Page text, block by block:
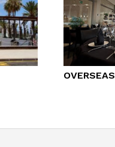
OVERSEAS